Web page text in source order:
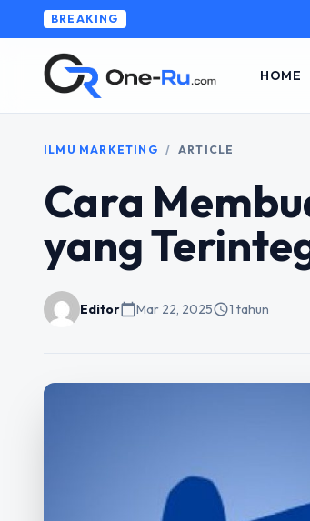
BREAKING
HOME
ILMU MARKETING / ARTICLE
Cara
yang
Editorcalendar_todayMar 22, 2025schedule1 tahun